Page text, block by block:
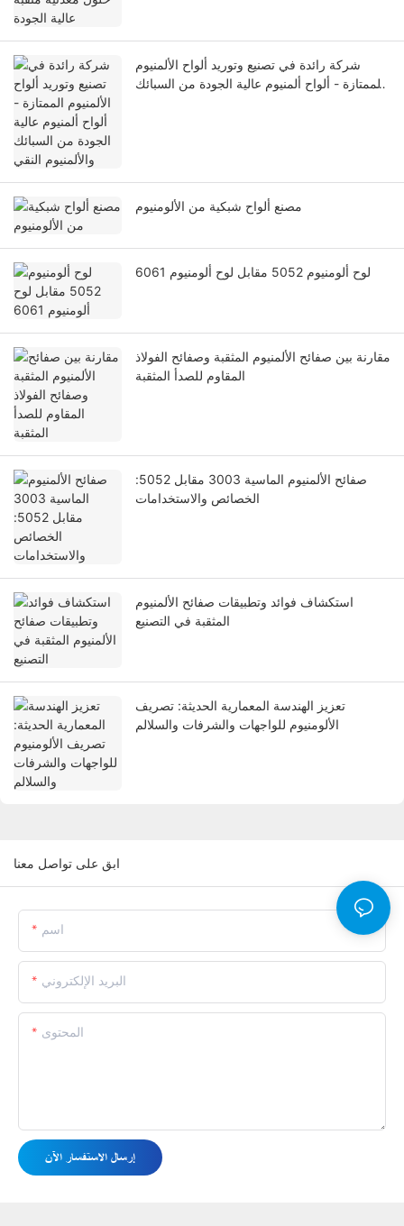
شركة رائدة في تصنيع وتوريد ألواح الألمنيوم
الممتازة - ألواح ألمنيوم عالية الجودة من السبائك
مصنع ألواح شبكية من الألومنيوم
لوح ألومنيوم 5052 مقابل لوح ألومنيوم 6061
مقارنة بين صفائح الألمنيوم المثقبة وصفائح الفولاذ
المقاوم للصدأ المثقبة
صفائح الألمنيوم الماسية 3003 مقابل 5052:
الخصائص والاستخدامات
استكشاف فوائد وتطبيقات صفائح الألمنيوم
المثقبة في التصنيع
تعزيز الهندسة المعمارية الحديثة: تصريف
الألومنيوم للواجهات والشرفات والسلالم
ابق على تواصل معنا
اسم
البريد الإلكتروني
المحتوى
إرسال الاستفسار الآن